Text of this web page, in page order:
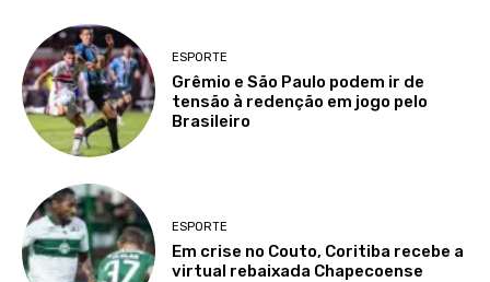
ESPORTE
Grêmio e São Paulo podem ir de
tensão à redenção em jogo pelo
Brasileiro
ESPORTE
Em crise no Couto, Coritiba recebe a
virtual rebaixada Chapecoense